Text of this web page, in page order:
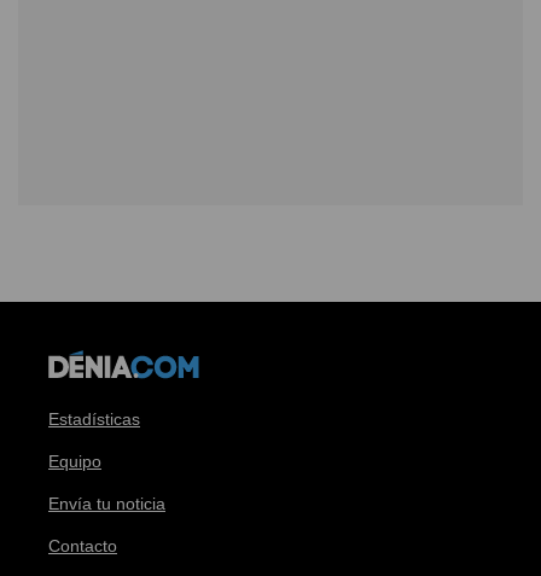
Estadísticas
Equipo
Envía tu noticia
Contacto